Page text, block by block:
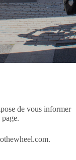
de vous informer